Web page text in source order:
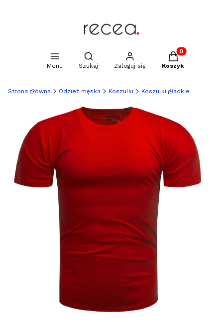
Menu
Otwórz wyszukiwarkę
Szukaj Zaloguj się
Produkty w
Koszyk
Strona główna Odzież męska Koszulki Koszulki gładkie